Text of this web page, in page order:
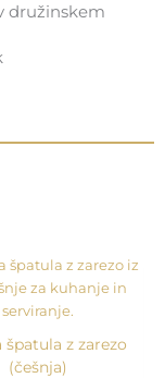
družinskem
špatula z zarezo
(češnja)